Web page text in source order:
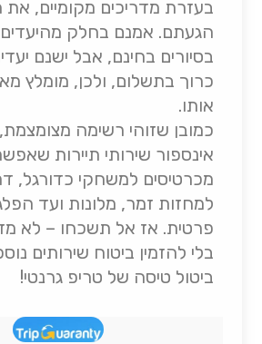
בעזרת מדריכים מקומיים, את
הגעתם. אמנם בחלק
בסיורים בחינם, אבל ישנם
כרוך בתשלום, ולכן, מומלץ
אותו.
כמובן שזוהי רשימה מצומצמת,
אינספור שירותי תיירות
מכרטיסים למשחקי כדורגל,
למחזות זמר, מלונות ועד
פרטית. אז אל תשכחו – לא
בלי להזמין ביטוח שירותים
ביטול טיסה של טריפ גרנטי!